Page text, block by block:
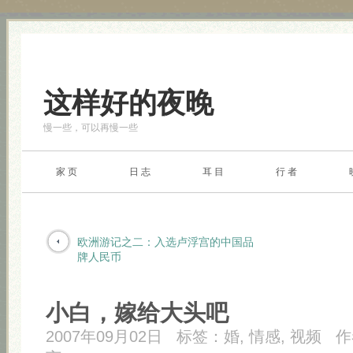
这样好的夜晚
慢一些，可以再慢一些
家 页 日 志 耳 目 行 者
欧洲游记之二：入选卢浮宫的中国品
牌人民币
小白，嫁给大头吧
2007年09月02日 标签： 婚,情感, 视频